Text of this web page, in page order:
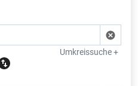
Umkreissuche +